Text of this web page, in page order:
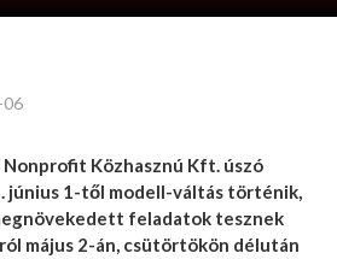
06
Közhasznú Kft. úszó
június 1-től modell-váltás történik,
feladatok tesznek
május 2-án, csütörtökön délután